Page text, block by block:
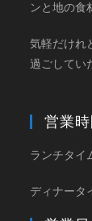
ンと地の食
気軽だけれ
過ごしてい
営業時
ランチタイ
ディナータ